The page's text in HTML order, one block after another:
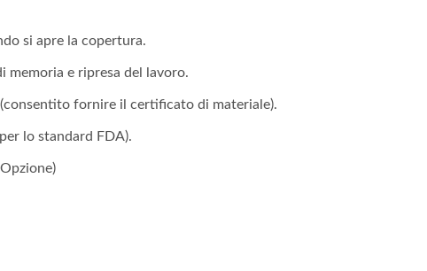
si apre la copertura.
memoria e ripresa del lavoro.
fornire il certificato di materiale).
lo standard FDA).